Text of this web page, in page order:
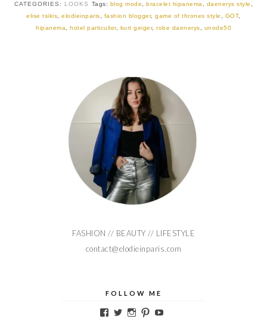
CATEGORIES: LOOKS Tags: blog mode ,bracelet hipanema daenerys style
elise tsikis ,elodieinparis fashion blogger,game of thrones style GOT,
hipanema
hotel particulier, kurt geiger, robe daenerys unode50
FASHION // BEAUTY // LIFESTYLE
contact@elodieinparis.com
FOLLOW ME
Voir Voir Voir Voir